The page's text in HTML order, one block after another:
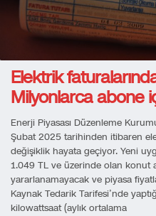
Elektrik
Milyonlarca abone
Enerji Piyasası Düzenleme
Şubat 2025 tarihinden itibaren
değişiklik hayata geçiyor. Yeni
1.049 TL ve üzerinde olan konut
yararlanamayacak ve piyasa
Kaynak Tedarik Tarifesi’nde
kilowattsaat (aylık ortalama